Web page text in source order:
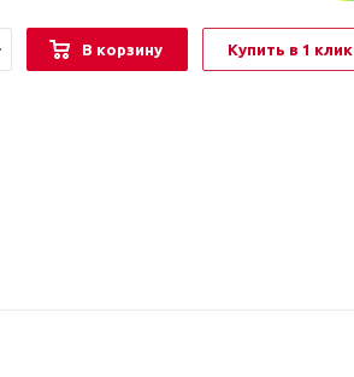
В корзину Купить в 1 клик